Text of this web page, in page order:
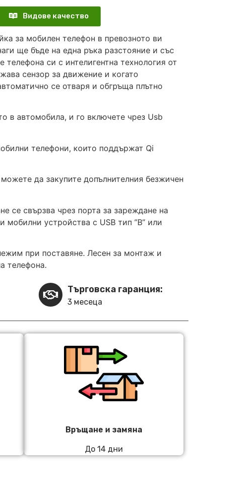
Видове качество
за мобилен телефон в превозното ви
ще бъде на една ръка разстояние и със
телефона си с интелигентна технология от
сензор за движение и когато
се отваря и обгръща плътно
в автомобила, и го включете чрез Usb
телефони, които поддържат Qi
да закупите допълнителния безжичен
се свързва чрез порта за зареждане на
устройства с USB тип ”B” или
при поставяне. Лесен за монтаж и
телефона.
Търговска гаранция:
3 месеца
Връщане и замяна
До 14 дни